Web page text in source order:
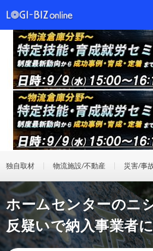
独自取材 物流施設/不動産 災害/事
ホームセンターのニ
反疑いで納入事業者